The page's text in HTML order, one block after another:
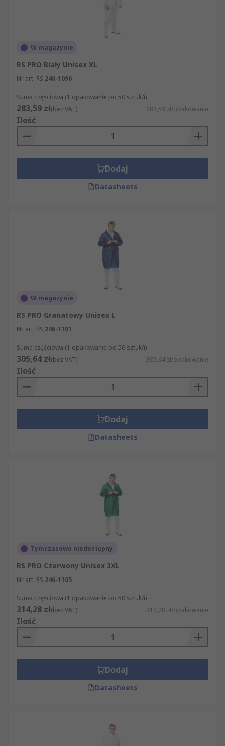
W magazynie
RS PRO Biały Unisex XL
Nr art. RS 246-1096
Suma częściowa (1 opakowanie po 50 sztuk/i)
283,59 zł(bez VAT) 283,59 zł/opakowanie
Ilość
Dodaj
Datasheets
W magazynie
RS PRO Granatowy Unisex L
Nr art. RS 246-1101
Suma częściowa (1 opakowanie po 50 sztuk/i)
305,64 zł(bez VAT) 305,64 zł/opakowanie
Ilość
Dodaj
Datasheets
Tymczasowo niedostępny
RS PRO Czerwony Unisex 3XL
Nr art. RS 246-1105
Suma częściowa (1 opakowanie po 50 sztuk/i)
314,28 zł(bez VAT) 314,28 zł/opakowanie
Ilość
Dodaj
Datasheets